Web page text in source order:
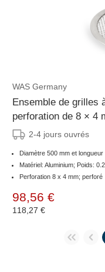
WAS Germany
Ensemble de grilles
perforation de 8 × 4
2-4 jours ouvrés
Diamètre 500 mm et longueur
Matériel: Aluminium; Poids:
Perforation 8 x 4 mm; perforé
98,56 €
118,27 €